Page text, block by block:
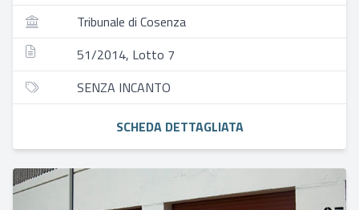
Tribunale di Cosenza
51/2014, Lotto 7
SENZA INCANTO
SCHEDA DETTAGLIATA